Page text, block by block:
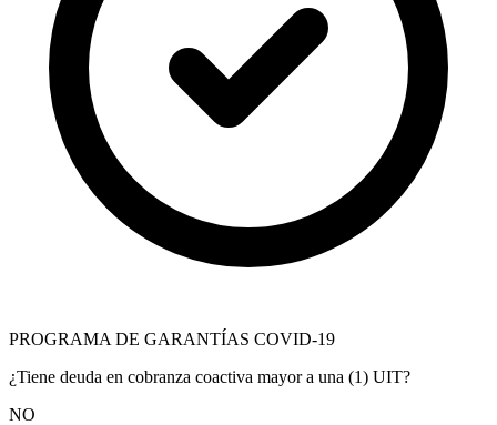
PROGRAMA DE GARANTÍAS COVID-19
¿Tiene deuda en cobranza coactiva mayor a una (1) UIT?
NO